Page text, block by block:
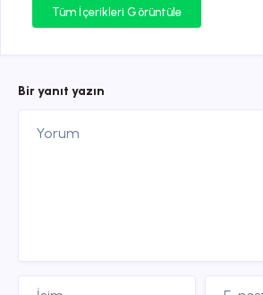
Tüm İçerikleri Görüntüle
Bir yanıt yazın